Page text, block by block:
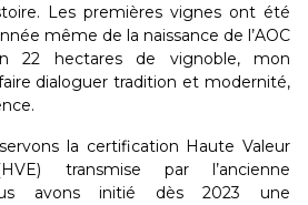
Les premières vignes ont été
même de la naissance de l’AOC
22 hectares de vignoble, mon
dialoguer tradition et modernité,
la certification Haute Valeur
transmise par l’ancienne
avons initié dès 2023 une